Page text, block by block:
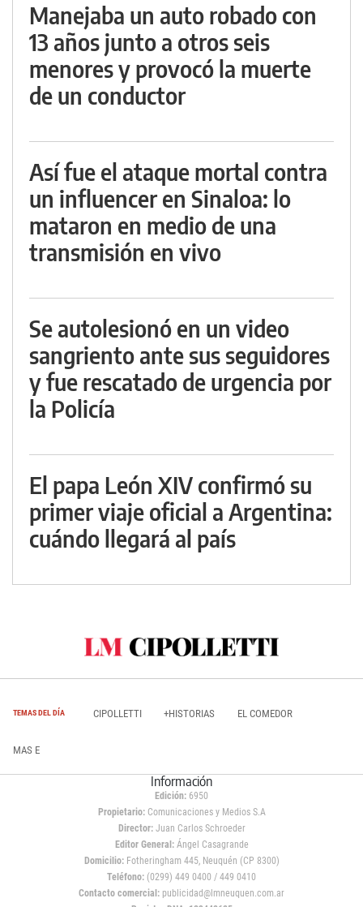
Manejaba un auto robado con
13 años junto a otros seis
menores y provocó la muerte
de un conductor
Así fue el ataque mortal contra
un influencer en Sinaloa: lo
mataron en medio de una
transmisión en vivo
Se autolesionó en un video
sangriento ante sus seguidores
y fue rescatado de urgencia por
la Policía
El papa León XIV confirmó su
primer viaje oficial a Argentina:
cuándo llegará al país
TEMAS DEL DÍA CIPOLLETTI +HISTORIAS EL COMEDOR
MAS E
Información
Edición: 6950
Propietario:Comunicaciones y Medios S.A
Director: Juan Carlos Schroeder
Editor General:Ángel Casagrande
Domicilio:Fotheringham 445, Neuquén (CP 8300)
Teléfono: (0299) 449 0400 / 449 0410
Contacto comercial: publicidad@lmneuquen.com.ar